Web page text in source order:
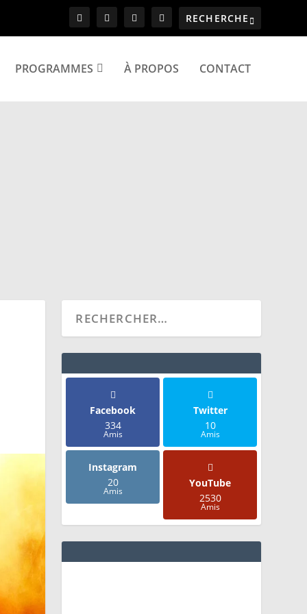
PROGRAMMES À PROPOS CONTACT
Facebook
334
Amis
Twitter
10
Amis
Instagram
20
Amis
YouTube
2530
Amis